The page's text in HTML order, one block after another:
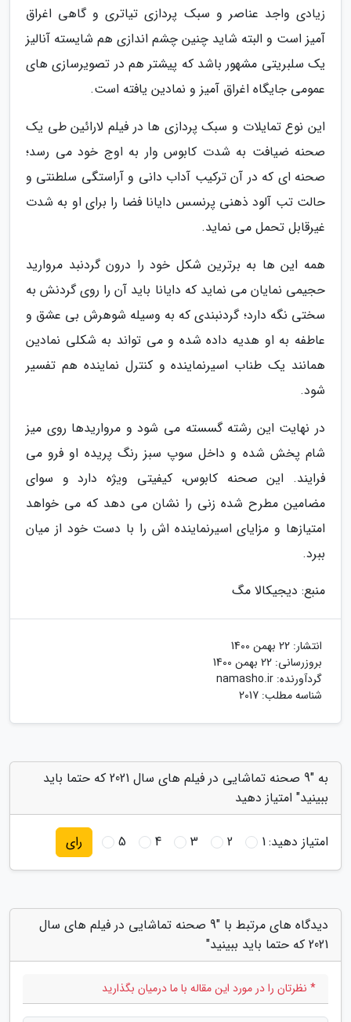
زیادی واجد عناصر و سبک پردازی تیاتری و گاهی اغراق
آمیز است و البته شاید چنین چشم اندازی هم شایسته آنالیز
یک سلبریتی مشهور باشد که پیشتر هم در تصویرسازی های
عمومی جایگاه اغراق آمیز و نمادین یافته است.
این نوع تمایلات و سبک پردازی ها در فیلم لارائین طی یک
صحنه ضیافت به شدت کابوس وار به اوج خود می رسد؛
صحنه ای که در آن ترکیب آداب دانی و آراستگی سلطنتی و
حالت تب آلود ذهنی پرنسس دایانا فضا را برای او به شدت
غیرقابل تحمل می نماید.
همه این ها به برترین شکل خود را درون گردنبد مروارید
حجیمی نمایان می نماید که دایانا باید آن را روی گردنش به
سختی نگه دارد؛ گردنبندی که به وسیله شوهرش بی عشق و
عاطفه به او هدیه داده شده و می تواند به شکلی نمادین
همانند یک طناب اسیرنماینده و کنترل نماینده هم تفسیر
شود.
در نهایت این رشته گسسته می شود و مرواریدها روی میز
شام پخش شده و داخل سوپ سبز رنگ پریده او فرو می
فرایند. این صحنه کابوس، کیفیتی ویژه دارد و سوای
مضامین مطرح شده زنی را نشان می دهد که می خواهد
امتیازها و مزایای اسیرنماینده اش را با دست خود از میان
ببرد.
منبع: دیجیکالا مگ
انتشار: 22 بهمن 1400
بروزرسانی: 22 بهمن 1400
گردآورنده: namasho.ir
شناسه مطلب: 2017
به "9 صحنه تماشایی در فیلم های سال 2021 که حتما باید
ببینید" امتیاز دهید
امتیاز دهید:1
2
3
4
5 رای
دیدگاه های مرتبط با "9 صحنه تماشایی در فیلم های سال
2021 که حتما باید ببینید"
* نظرتان را در مورد این مقاله با ما درمیان بگذارید